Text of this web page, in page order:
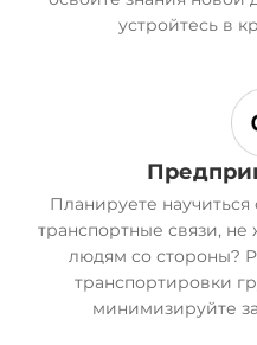
устройтесь в
Планируете научиться
транспортные связи, не
людям со стороны?
транспортировки
минимизируйте